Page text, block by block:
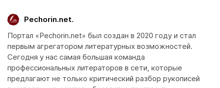
Pechorin.net.
Портал «Pechorin.net» был создан в 2020 году и стал
первым агрегатором литературных возможностей.
Сегодня у нас самая большая команда
профессиональных литераторов в сети, которые
предлагают не только критический разбор рукописей